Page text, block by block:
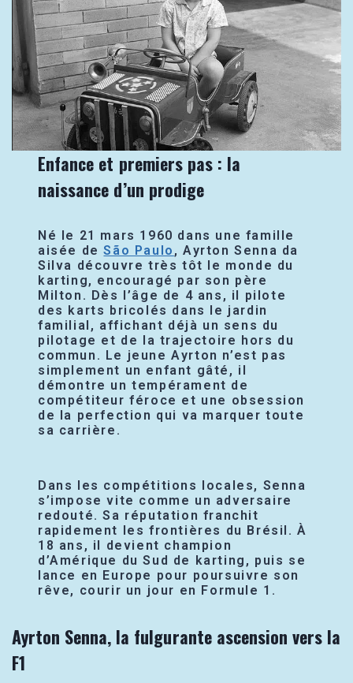
Enfance et premiers pas : la
naissance d’un prodige
Né le 21 mars 1960 dans une famille
aisée deSão Paulo , Ayrton Senna da
Silva découvre très tôt le monde du
karting, encouragé par son père
Milton. Dès l’âge de 4 ans, il pilote
des karts bricolés dans le jardin
familial, affichant déjà un sens du
pilotage et de la trajectoire hors du
commun. Le jeune Ayrton n’est pas
simplement un enfant gâté, il
démontre un tempérament de
compétiteur féroce et une obsession
de la perfection qui va marquer toute
sa carrière.
Dans les compétitions locales, Senna
s’impose vite comme un adversaire
redouté. Sa réputation franchit
rapidement les frontières du Brésil. À
18 ans, il devient champion
d’Amérique du Sud de karting, puis se
lance en Europe pour poursuivre son
rêve, courir un jour en Formule 1.
Ayrton Senna, la fulgurante ascension vers la
F1